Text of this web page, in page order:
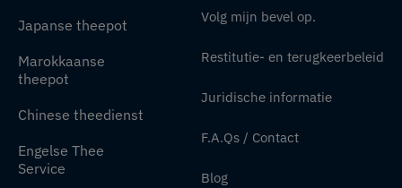
Japanse theepot
Marokkaanse
theepot
Chinese theedienst
Engelse Thee
Service
Volg mijn bevel op.
Restitutie- en terugkeerbeleid
Juridische informatie
F.A.Qs / Contact
Blog